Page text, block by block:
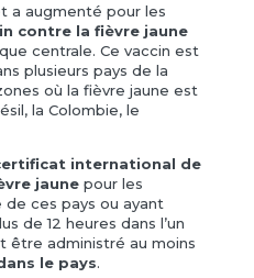
a augmenté pour les
contre la fièvre jaune
centrale. Ce vaccin est
plusieurs pays de la
où la fièvre jaune est
la Colombie, le
international de
jaunepour les
ces pays ou ayant
de 12 heures dans l’un
être administré au moins
le pays.